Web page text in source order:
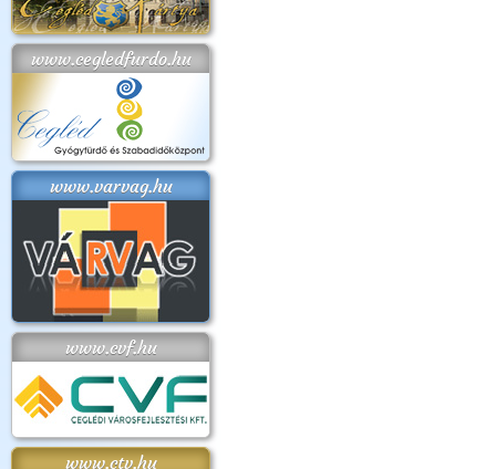
www.cegledfurdo.hu
www.varvag.hu
www.cvf.hu
www.ctv.hu